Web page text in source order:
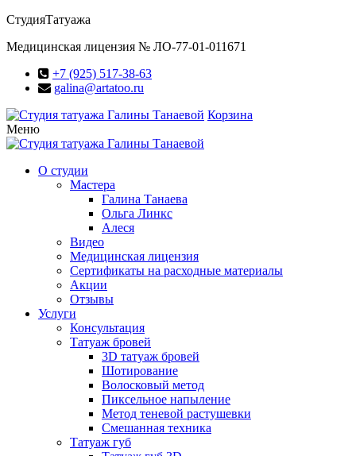
СтудияТатуажа
Медицинская лицензия № ЛО-77-01-011671
+7 (925) 517-38-63
galina@artatoo.ru
Корзина
Меню
О студии
Мастера
Галина Танаева
Ольга Линкс
Алеся
Видео
Медицинская лицензия
Сертификаты на расходные материалы
Акции
Отзывы
Услуги
Консультация
Татуаж бровей
3D татуаж бровей
Шотирование
Волосковый метод
Пиксельное напыление
Метод теневой растушевки
Смешанная техника
Татуаж губ